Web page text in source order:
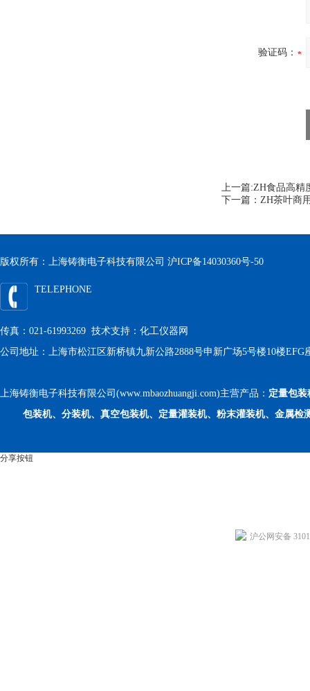
验证码：
上一篇:ZH食品高精
下一篇： ZH茶叶商
版权所有：上海铸衡电子科技有限公司 沪ICP备14030360号-50
TELEPHONE
传真：021-61993269 技术支持： 化工仪器网
公司地址：上海市松江区新桥镇九新公路2888号申新广场5号楼10楼EFG
上海铸衡电子科技有限公司(www.mbaozhuangji.com)主营产品： 定量包装
包装机、分装机、真空包装机、定量灌装机、粉末灌装机、金属检
分享按钮
沪公网安备